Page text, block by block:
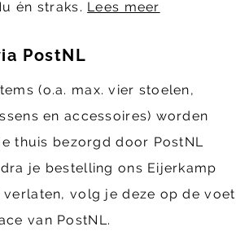
én straks. Lees meer
PostNL
(o.a. max. vier stoelen,
en accessoires) worden
thuis bezorgd door PostNL
je bestelling ons Eijerkamp
verlaten, volg je deze op de voet
van PostNL.